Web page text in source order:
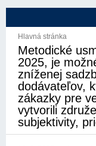
Hlavná stránka
Metodické
2025, je
zníženej
dodávateľov,
zákazky pre
vytvorili
subjektivity,